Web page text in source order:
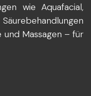
wie Aquafacial,
Massagen – für